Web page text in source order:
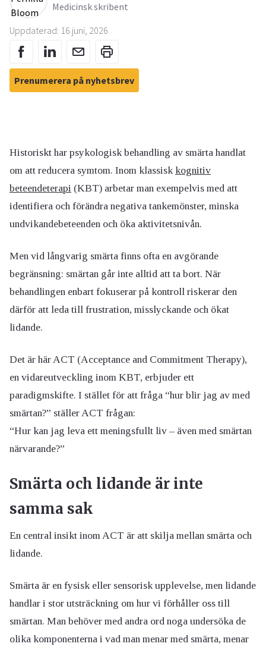
Medicinsk skribent
Uppdaterad: 16 juni, 2026
Prenumerera på nyhetsbrev
Historiskt har psykologisk behandling av smärta handlat
om att reducera symtom. Inom klassisk kognitiv
beteendeterapi (KBT) arbetar man exempelvis med att
identifiera och förändra negativa tankemönster, minska
undvikandebeteenden och öka aktivitetsnivån.
Men vid långvarig smärta finns ofta en avgörande
begränsning: smärtan går inte alltid att ta bort. När
behandlingen enbart fokuserar på kontroll riskerar den
därför att leda till frustration, misslyckande och ökat
lidande.
Det är här ACT (Acceptance and Commitment Therapy),
en vidareutveckling inom KBT, erbjuder ett
paradigmskifte. I stället för att fråga “hur blir jag av med
smärtan?” ställer ACT frågan:
“Hur kan jag leva ett meningsfullt liv – även med smärtan
närvarande?”
Smärta och lidande är inte
samma sak
En central insikt inom ACT är att skilja mellan smärta och
lidande.
Smärta är en fysisk eller sensorisk upplevelse, men lidande
handlar i stor utsträckning om hur vi förhåller oss till
smärtan. Man behöver med andra ord noga undersöka de
olika komponenterna i vad man menar med smärta, menar